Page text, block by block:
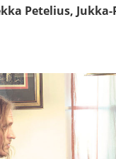
Petelius, Jukka-